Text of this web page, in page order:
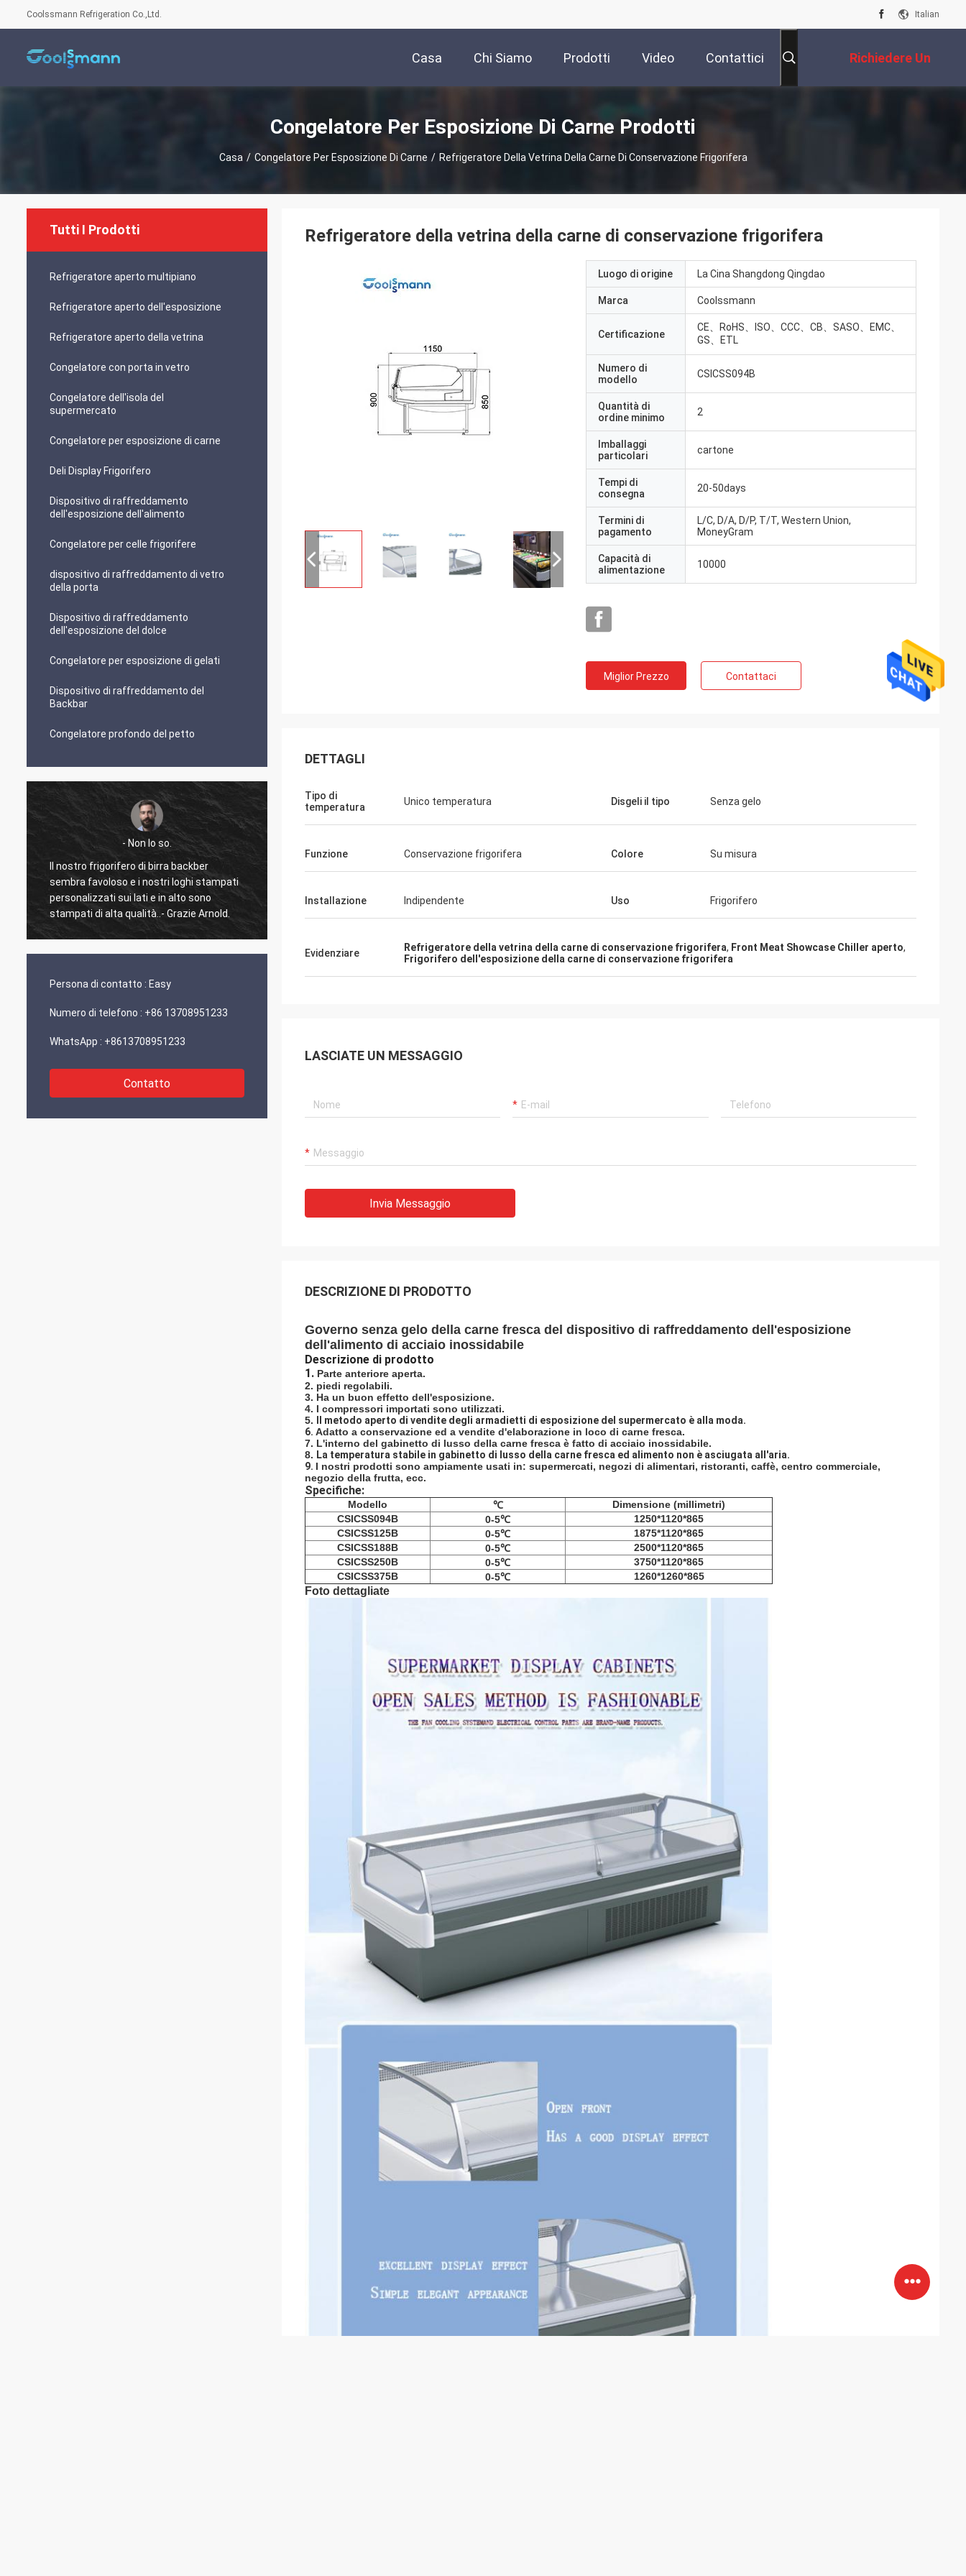
Coolssmann Refrigeration Co.,Ltd. Italian
Casa Chi Siamo Prodotti Video Contattici Richiedere Un
Preventivo
Congelatore Per Esposizione Di Carne Prodotti
Casa / Congelatore Per Esposizione Di Carne / Refrigeratore Della Vetrina Della Carne Di Conservazione Frigorifera
Tutti I Prodotti
Refrigeratore aperto multipiano
Refrigeratore aperto dell'esposizione
Refrigeratore aperto della vetrina
Congelatore con porta in vetro
Congelatore dell'isola del
supermercato
Congelatore per esposizione di carne
Deli Display Frigorifero
Dispositivo di raffreddamento
dell'esposizione dell'alimento
Congelatore per celle frigorifere
dispositivo di raffreddamento di vetro
della porta
Dispositivo di raffreddamento
dell'esposizione del dolce
Congelatore per esposizione di gelati
Dispositivo di raffreddamento del
Backbar
Congelatore profondo del petto
- Non lo so.
Il nostro frigorifero di birra backber
sembra favoloso e i nostri loghi stampati
personalizzati sui lati e in alto sono
stampati di alta qualità..- Grazie Arnold.
lavorare con lui, e' tempestivo, esperto, e
merci sono state preparate e spedite
prontamente e sono arrivate ben
confezionate e indenni con un
Persona di contatto : Easy
Numero di telefono : +86 13708951233
WhatsApp : +8613708951233
Contatto
Refrigeratore della vetrina della carne di conservazione frigorifera
Luogo di origine La Cina Shangdong Qingdao
Marca Coolssmann
Certificazione
CE、RoHS、ISO、CCC、CB、SASO、EMC、
GS、ETL
Numero di
modello
CSICSS094B
Quantità di
ordine minimo
2
Imballaggi
particolari
cartone
Tempi di
consegna
20-50days
Termini di
pagamento
L/C, D/A, D/P, T/T, Western Union,
MoneyGram
Capacità di
alimentazione
10000
Miglior Prezzo Contattaci
DETTAGLI
Tipo di
temperatura
Unico temperatura Disgeli il tipo Senza gelo
Funzione Conservazione frigorifera Colore Su misura
Installazione Indipendente Uso Frigorifero
Evidenziare Refrigeratore della vetrina della carne di conservazione frigorifera, Front Meat Showcase Chiller aperto,
Frigorifero dell'esposizione della carne di conservazione frigorifera
LASCIATE UN MESSAGGIO
Invia Messaggio
DESCRIZIONE DI PRODOTTO
Governo senza gelo della carne fresca del dispositivo di raffreddamento dell'esposizione
dell'alimento di acciaio inossidabile
Descrizione di prodotto
1. Parte anteriore aperta.
2. piedi regolabili.
3. Ha un buon effetto dell'esposizione.
4. I compressori importati sono utilizzati.
5.
Il metodo aperto di vendite degli armadietti di esposizione del supermercato è alla moda.
6. Adatto a conservazione ed a vendite d'elaborazione in loco di carne fresca.
7. L'interno del gabinetto di lusso della carne fresca è fatto di acciaio inossidabile.
8. La temperatura stabile in gabinetto di lusso della carne fresca ed alimento non è asciugata all'aria.
9. I nostri prodotti sono ampiamente usati in: supermercati, negozi di alimentari, ristoranti, caffè, centro commerciale,
negozio della frutta, ecc.
Specifiche:
Modello ℃
Dimensione (millimetri)
CSICSS094B
0-5℃
1250*1120*865
CSICSS125B
0-5℃
1875*1120*865
CSICSS188B
0-5℃
2500*1120*865
CSICSS250B
0-5℃
3750*1120*865
CSICSS375B
0-5℃ 1260*1260*865
Foto dettagliate